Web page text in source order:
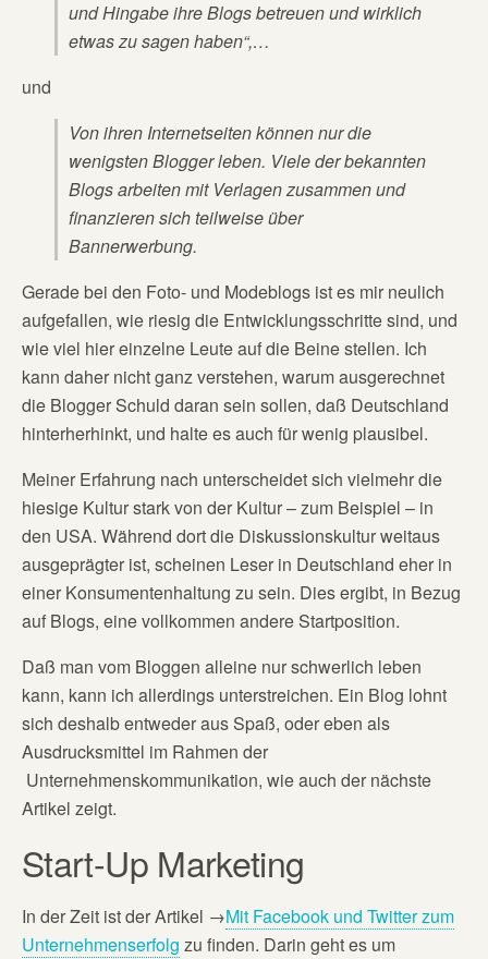
und Hingabe ihre Blogs betreuen und wirklich
etwas zu sagen haben“,…
und
Von ihren Internetseiten können nur die
wenigsten Blogger leben. Viele der bekannten
Blogs arbeiten mit Verlagen zusammen und
finanzieren sich teilweise über
Bannerwerbung.
Gerade bei den Foto- und Modeblogs ist es mir neulich
aufgefallen, wie riesig die Entwicklungsschritte sind, und
wie viel hier einzelne Leute auf die Beine stellen. Ich
kann daher nicht ganz verstehen, warum ausgerechnet
die Blogger Schuld daran sein sollen, daß Deutschland
hinterherhinkt, und halte es auch für wenig plausibel.
Meiner Erfahrung nach unterscheidet sich vielmehr die
hiesige Kultur stark von der Kultur – zum Beispiel – in
den USA. Während dort die Diskussionskultur weitaus
ausgeprägter ist, scheinen Leser in Deutschland eher in
einer Konsumentenhaltung zu sein. Dies ergibt, in Bezug
auf Blogs, eine vollkommen andere Startposition.
Daß man vom Bloggen alleine nur schwerlich leben
kann, kann ich allerdings unterstreichen. Ein Blog lohnt
sich deshalb entweder aus Spaß, oder eben als
Ausdrucksmittel im Rahmen der
Unternehmenskommunikation, wie auch der nächste
Artikel zeigt.
Start-Up Marketing
In der Zeit ist der Artikel →Mit Facebook und Twitter zum
Unternehmenserfolg zu finden. Darin geht es um